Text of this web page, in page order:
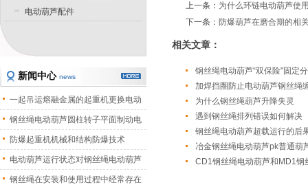
上一条： 为什么环链电动葫芦使
下一条： 防爆葫芦在磨合期的相
相关文章：
钢丝绳电动葫芦“双保险"固定
加焊挡圈防止电动葫芦钢丝绳
为什么钢丝绳葫芦升降失灵
遇到钢丝绳排列错误如何解决
钢丝绳电动葫芦超载运行的后
冶金钢丝绳电动葫芦pk普通葫
CD1钢丝绳电动葫芦和MD1钢
电动葫芦配件
新闻中心 news
一起吊运熔融金属的起重机更换电动
葫 钢丝绳电动葫芦圆柱转子平面制动电
机
防爆起重机机械和结构防爆技术
电动葫芦运行状态对钢丝绳电动葫芦
振 钢丝绳在安装和使用过程中经常存在